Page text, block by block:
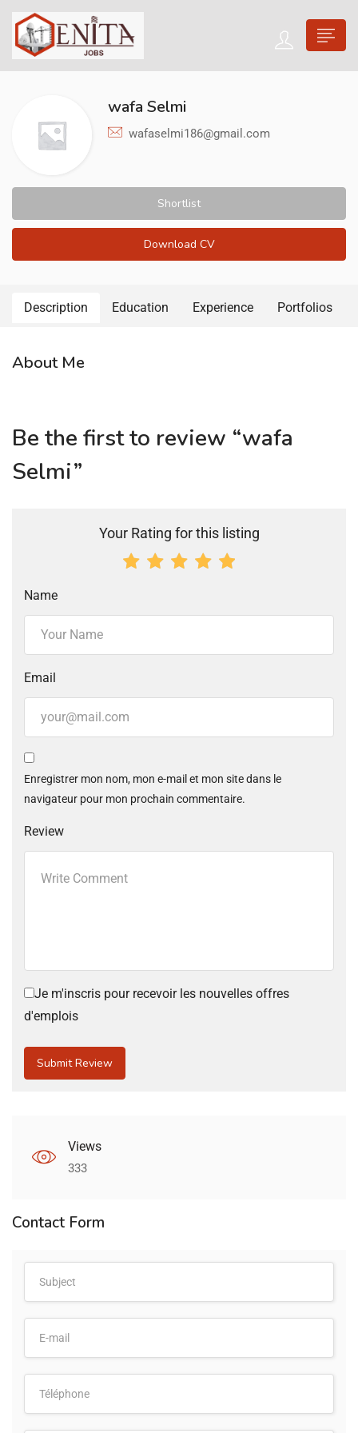
wafa Selmi
wafaselmi186@gmail.com
Shortlist
Download CV
Description Education Experience Portfolios
About Me
Be the first to review “wafa
Selmi”
Your Rating for this listing
Name
Email
Enregistrer mon nom, mon e-mail et mon site dans le
navigateur pour mon prochain commentaire.
Review
Je m'inscris pour recevoir les nouvelles offres
d'emplois
Views
333
Contact Form